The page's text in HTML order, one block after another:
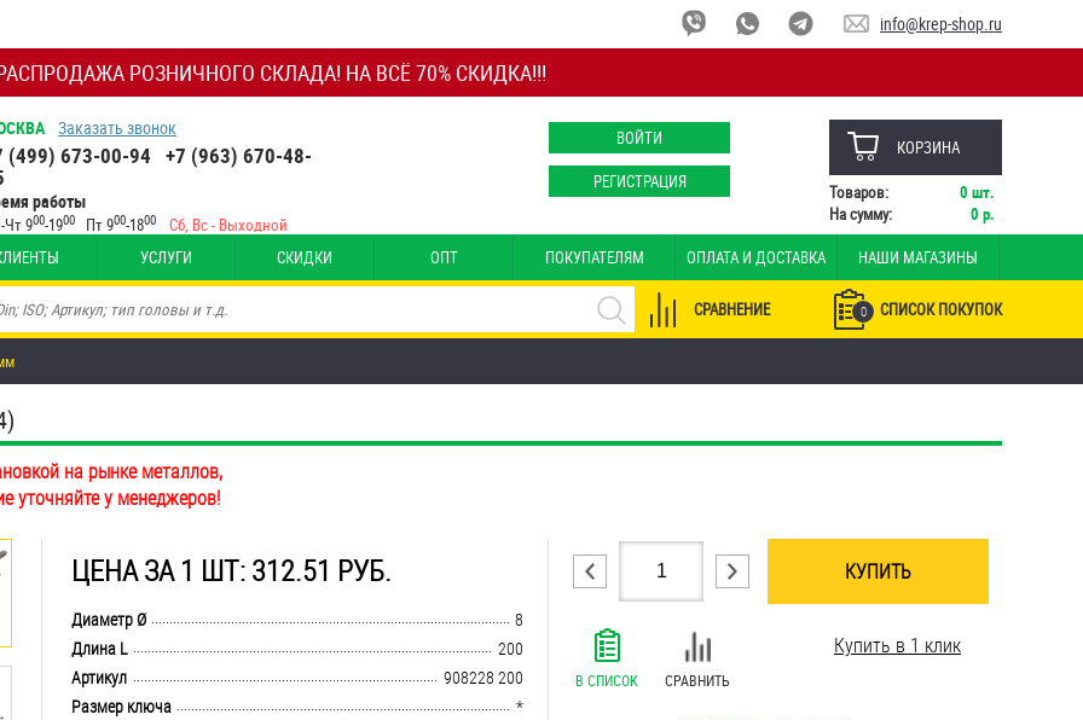
РОЗНИЧНОГО СКЛАДА! НА ВСЁ 70% СКИДКА!!!
info@krep-shop.ru
Заказать звонок
(499) 673-00-94 +7 (963) 670-48-
работы
Чт 900-1900 Пт 900-1800 Сб, Вс - Выходной
ВОЙТИ
РЕГИСТРАЦИЯ
КОРЗИНА
Товаров: 0 шт.
На сумму:
0 р.
УСЛУГИ СКИДКИ ОПТ ПОКУПАТЕЛЯМ ОПЛАТА И ДОСТАВКА НАШИ МАГАЗИНЫ
0 СПИСОК ПОКУПОК
СРАВНЕНИЕ
на рынке металлов,
уточняйте у менеджеров!
ЦЕНА ЗА 1 ШТ: 312.51 РУБ.
........................................................................................................................................................................................................
Диаметр Ø
8
........................................................................................................................................................................................................
Длина L
200
........................................................................................................................................................................................................
Артикул
908228 200
........................................................................................................................................................................................................
Размер ключа
*
КУПИТЬ
В СПИСОК СРАВНИТЬ
Купить в 1 клик